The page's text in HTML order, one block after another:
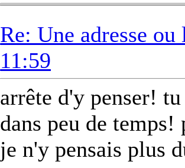
Re: Une adresse
11:59
arrête d'y penser!
dans peu de
je n'y pensais plus